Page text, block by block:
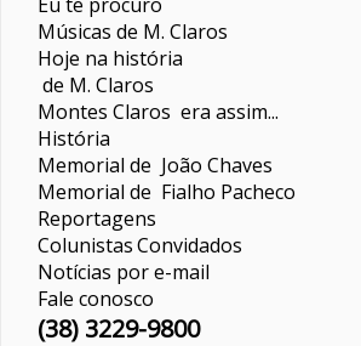
Músicas de M. Claros
Hoje na história
de M. Claros
Montes Claros era assim...
História
Memorial de João Chaves
Memorial de Fialho Pacheco
Reportagens
ColunistasConvidados
Notícias por e-mail
Fale conosco
(38) 3229-9800